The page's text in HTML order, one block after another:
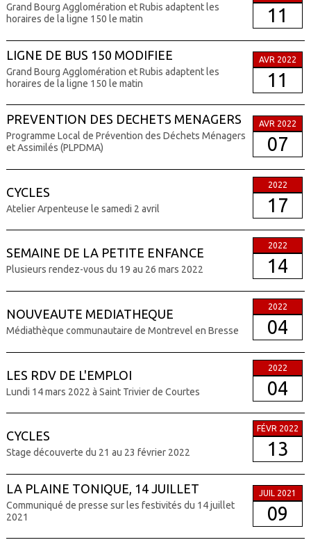
Grand Bourg Agglomération et Rubis adaptent les
horaires de la ligne 150 le matin
11
LIGNE DE BUS 150 MODIFIEE
Grand Bourg Agglomération et Rubis adaptent les
horaires de la ligne 150 le matin
AVR 2022
11
PREVENTION DES DECHETS MENAGERS
Programme Local de Prévention des Déchets Ménagers
et Assimilés (PLPDMA)
AVR 2022
07
CYCLES
Atelier Arpenteuse le samedi 2 avril
2022
17
SEMAINE DE LA PETITE ENFANCE
Plusieurs rendez-vous du 19 au 26 mars 2022
2022
14
NOUVEAUTE MEDIATHEQUE
Médiathèque communautaire de Montrevel en Bresse
2022
04
LES RDV DE L'EMPLOI
Lundi 14 mars 2022 à Saint Trivier de Courtes
2022
04
CYCLES
Stage découverte du 21 au 23 février 2022
FÉVR 2022
13
LA PLAINE TONIQUE, 14 JUILLET
Communiqué de presse sur les festivités du 14 juillet
2021
JUIL 2021
09